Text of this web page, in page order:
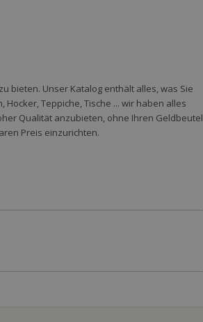
bieten. Unser Katalog enthält alles, was Sie
Teppiche, Tische ... wir haben alles
Qualität anzubieten, ohne Ihren Geldbeutel
Preis einzurichten.